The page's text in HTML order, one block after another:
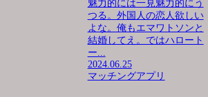
魅力的には一見魅力的にう
つる。外国人の恋人欲しい
よな。俺もエマワトソンと
結婚してえ。ではハロート
ー...
2024.06.25
マッチングアプリ